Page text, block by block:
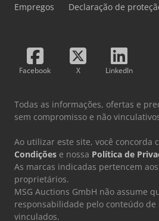
Empregos Declaração de
Facebook X LinkedIn
Todas as informações, ofertas e
sem compromisso e não
Ao utilizar este site, você concorda
Condições e nossa Política de
As marcas indicadas pertencem
proprietários.
MSG Auctions GmbH não assume
responsabilidade pelo conteúdo de
vinculados.